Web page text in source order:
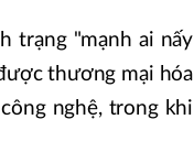
trạng "mạnh ai nấy
thương mại hóa
nghệ, trong khi